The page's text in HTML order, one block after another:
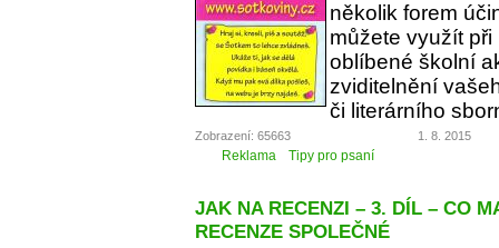
několik forem
můžete využít
oblíbené školní
zviditelnění
či literárního
Zobrazení: 65663 1. 8. 2015
Reklama Tipy pro psaní
JAK NA RECENZI – 3. DÍL – CO
RECENZE SPOLEČNÉ